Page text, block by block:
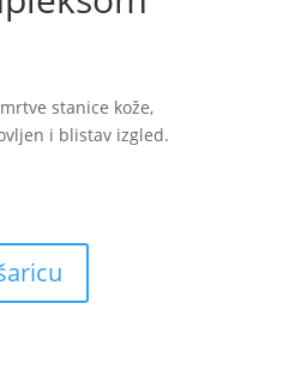
stanice kože,
i blistav izgled.